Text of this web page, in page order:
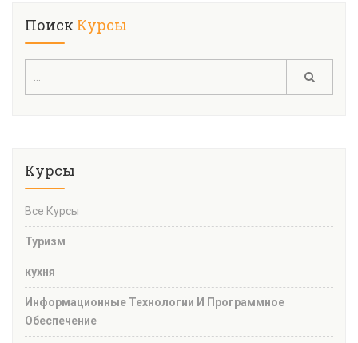
Поиск Курсы
Курсы
Все Курсы
Туризм
кухня
Информационные Технологии И Программное
Обеспечение